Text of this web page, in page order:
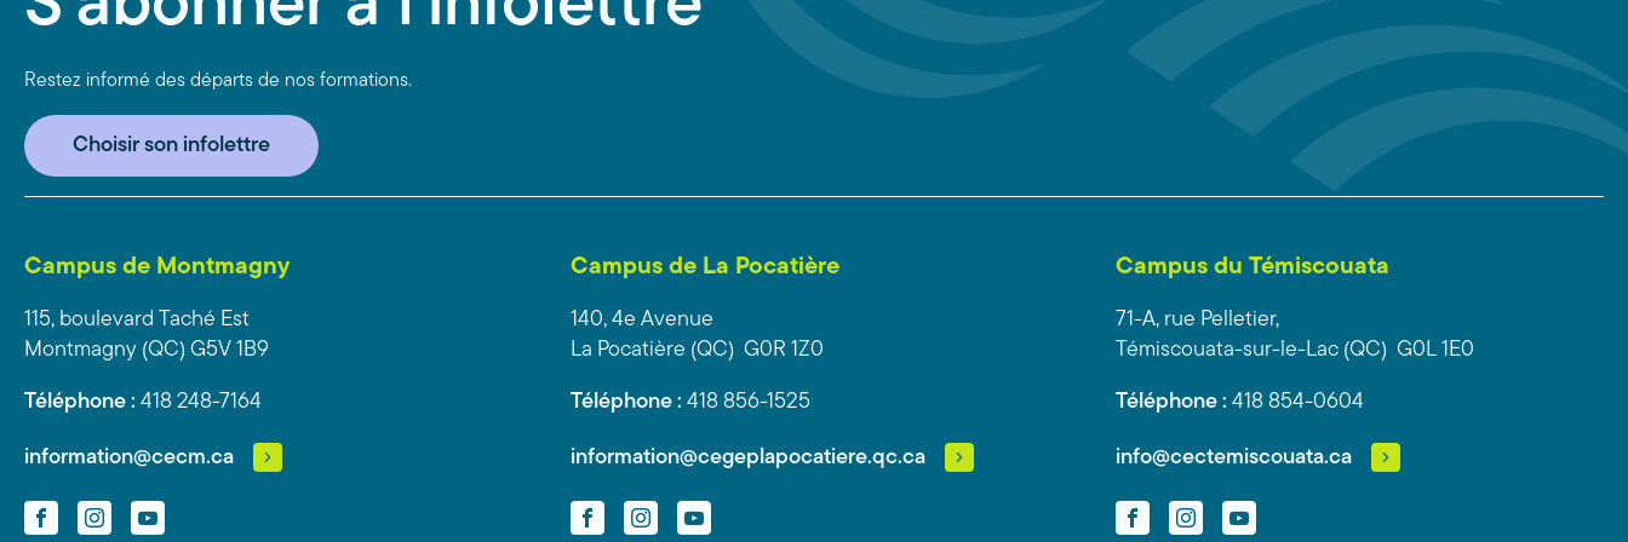
Restez informé des départs de nos formations.
Choisir son infolettre
Campus de Montmagny
115, boulevard Taché Est
Montmagny (QC) G5V 1B9
Téléphone : 418 248-7164
information@cecm.ca
FacebookInstagramYouTube
Campus de La Pocatière
140, 4e Avenue
La Pocatière (QC) G0R 1Z0
Téléphone : 418 856-1525
information@cegeplapocatiere.qc.ca
FacebookInstagramYouTube
Campus du Témiscouata
71-A, rue Pelletier,
Témiscouata-sur-le-Lac (QC) G0L 1E0
Téléphone : 418 854-0604
info@cectemiscouata.ca
FacebookInstagramYouTube